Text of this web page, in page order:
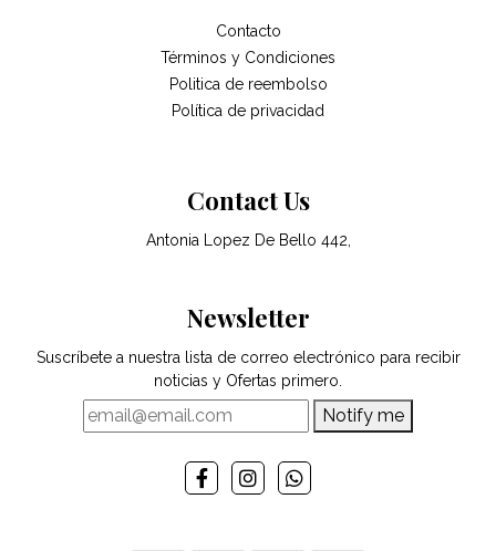
Contacto
Términos y Condiciones
Politica de reembolso
Política de privacidad
Contact Us
Antonia Lopez De Bello 442,
Newsletter
Suscríbete a nuestra lista de correo electrónico para recibir
noticias y Ofertas primero.
Notify me